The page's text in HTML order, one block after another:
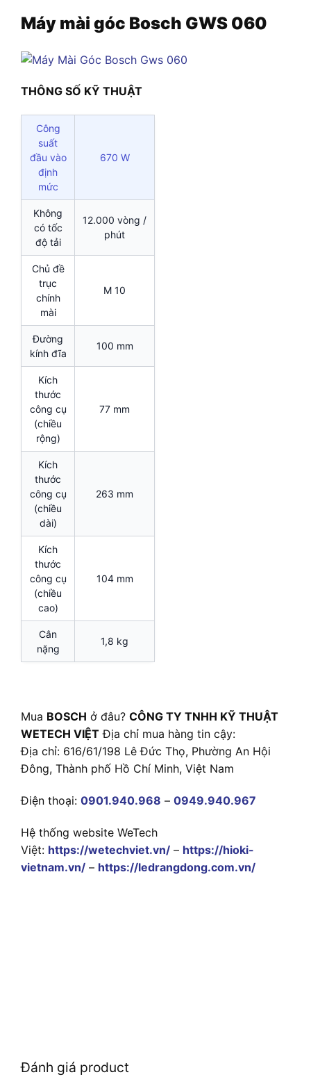
Máy mài góc Bosch GWS 060
THÔNG SỐ KỸ THUẬT
Công
suất
đầu vào
định
mức
670 W
Không
có tốc
độ tải
12.000 vòng /
phút
Chủ đề
trục
chính
mài
M 10
Đường
kính đĩa
100 mm
Kích
thước
công cụ
(chiều
rộng)
77 mm
Kích
thước
công cụ
(chiều
dài)
263 mm
Kích
thước
công cụ
(chiều
cao)
104 mm
Cân
nặng
1,8 kg
Mua BOSCH ở đâu? CÔNG TY TNHH KỸ THUẬT
WETECH VIỆT Địa chỉ mua hàng tin cậy:
Địa chỉ: 616/61/198 Lê Đức Thọ, Phường An Hội
Đông, Thành phố Hồ Chí Minh, Việt Nam
Điện thoại: 0901.940.968 – 0949.940.967
Hệ thống website WeTech
Việt: https://wetechviet.vn/ – https://hioki-
vietnam.vn/ – https://ledrangdong.com.vn/
Đánh giá product